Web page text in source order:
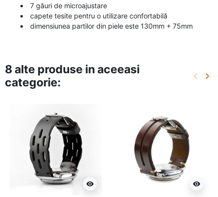
7 găuri de microajustare
capete tesite pentru o utilizare confortabilă
dimensiunea partilor din piele este 130mm + 75mm
8 alte produse in aceeasi
categorie:
Inapoi
keyboard_arrow_left keyboard_arrow_right
visibility visibility